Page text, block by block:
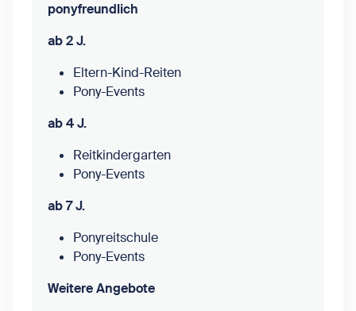
ponyfreundlich
ab 2 J.
Eltern-Kind-Reiten
Pony-Events
ab 4 J.
Reitkindergarten
Pony-Events
ab 7 J.
Ponyreitschule
Pony-Events
Weitere Angebote